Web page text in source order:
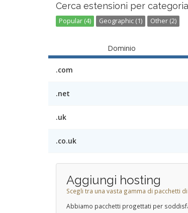
Cerca estensioni per categoria
Popular (4) Geographic (1) Other (2)
Dominio
.com
.net
.uk
.co.uk
Aggiungi hosting
Scegli tra una vasta gamma di pacchetti
Abbiamo pacchetti progettati per